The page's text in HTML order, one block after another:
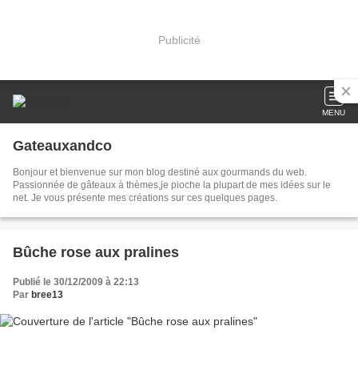
Publicité
MENU
Gateauxandco
Bonjour et bienvenue sur mon blog destiné aux gourmands du web.
Passionnée de gâteaux à thèmes,je pioche la plupart de mes idées sur le
net. Je vous présente mes créations sur ces quelques pages.
Bûche rose aux pralines
Publié le 30/12/2009 à 22:13
Par bree13